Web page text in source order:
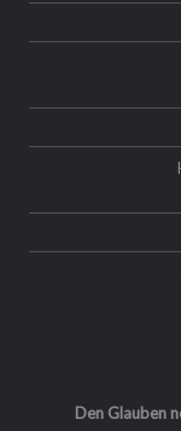
Den Glauben